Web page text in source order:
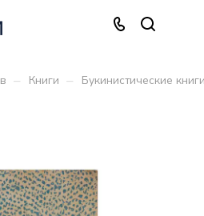
– Книги – Букинистические